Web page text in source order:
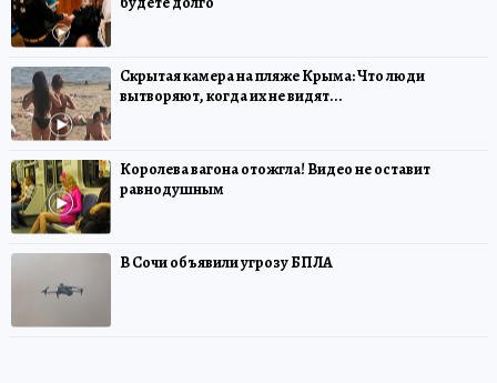
Скрытая камера на пляже Крыма: Что люди
вытворяют, когда их не видят...
Королева вагона отожгла! Видео не оставит
равнодушным
В Сочи объявили угрозу БПЛА